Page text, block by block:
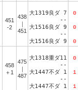
451
-2
438
｜
451
大1319良ダ 7
--
大1516良ダ 9
--
大1516良ダ 9
0
0
0
458
＋1
475
｜
487
大1318重ダ11
--
大1447不ダ 1
--
大1447不ダ 1
0
1
1